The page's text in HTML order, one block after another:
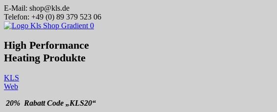
E-Mail: shop@kls.de
Telefon: +49 (0) 89 379 523 06
High Performance
Heating Produkte
KLS
Web
20% Rabatt Code „KLS20“